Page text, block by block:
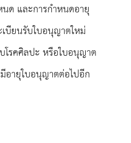
ด และการกำหนดอายุ
บียนรับใบอนุญาตใหม่
โรคศิลปะ หรือใบอนุญาต
อายุใบอนุญาตต่อไปอีก